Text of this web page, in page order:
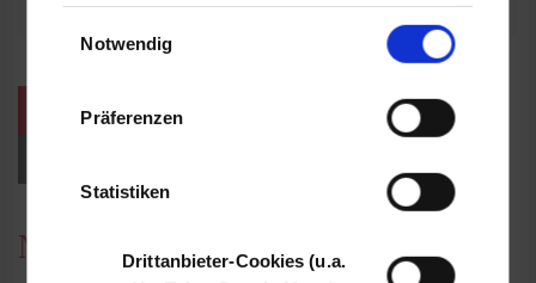
YouTube, Google Maps) führen diese
Daten zusammen, die Sie ihnen bereitgestellt
haben oder die sie im Rahmen Ihrer Nutzung
Notwendig
Präferenzen
Statistiken
Drittanbieter-Cookies (u.a.
weitere Veranstaltungen / Termine
News